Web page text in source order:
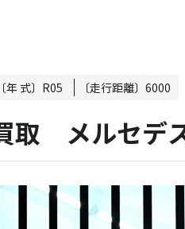
〔年 式〕 R05 〔走行距離〕 6000
メルセデ